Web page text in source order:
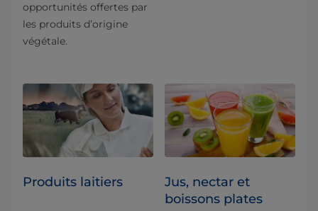
opportunités offertes par
les produits d’origine
végétale.
Produits laitiers
Jus, nectar et
boissons plates